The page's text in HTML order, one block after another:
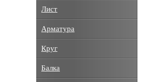
Лист
Арматура
Круг
Балка